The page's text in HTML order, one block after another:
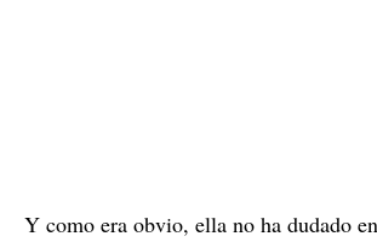
Y como era obvio, ella no ha dudado